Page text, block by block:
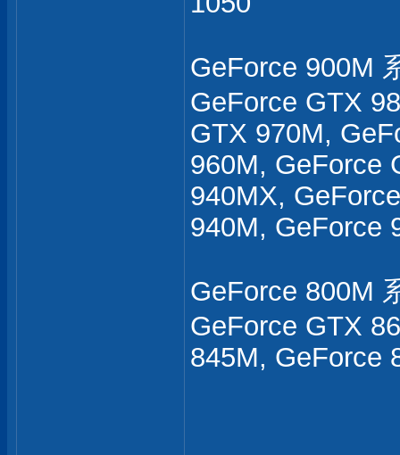
GeForce 900M
GeForce GTX
GTX 970M,
960M, GeForce
940MX,
940M, GeForce
GeForce 800M
GeForce GTX
845M, GeForce